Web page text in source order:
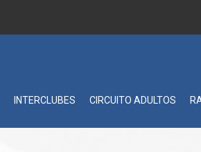
INTERCLUBES CIRCUITO ADULTOS